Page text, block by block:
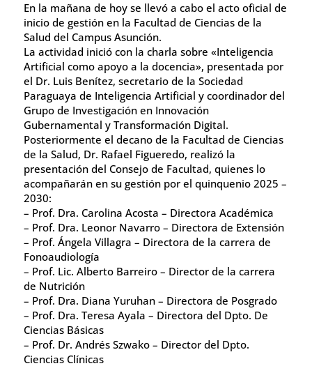
En la mañana de hoy se llevó a cabo el acto oficial de
inicio de gestión en la Facultad de Ciencias de la
Salud del Campus Asunción.
La actividad inició con la charla sobre «Inteligencia
Artificial como apoyo a la docencia», presentada por
el Dr. Luis Benítez, secretario de la Sociedad
Paraguaya de Inteligencia Artificial y coordinador del
Grupo de Investigación en Innovación
Gubernamental y Transformación Digital.
Posteriormente el decano de la Facultad de Ciencias
de la Salud, Dr. Rafael Figueredo, realizó la
presentación del Consejo de Facultad, quienes lo
acompañarán en su gestión por el quinquenio 2025 –
2030:
– Prof. Dra. Carolina Acosta – Directora Académica
– Prof. Dra. Leonor Navarro – Directora de Extensión
– Prof. Ángela Villagra – Directora de la carrera de
Fonoaudiología
– Prof. Lic. Alberto Barreiro – Director de la carrera
de Nutrición
– Prof. Dra. Diana Yuruhan – Directora de Posgrado
– Prof. Dra. Teresa Ayala – Directora del Dpto. De
Ciencias Básicas
– Prof. Dr. Andrés Szwako – Director del Dpto.
Ciencias Clínicas